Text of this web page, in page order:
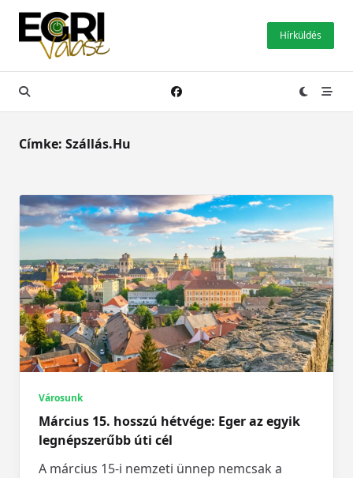
Skip
content
Hírküldés
Címke: Szállás.hu
Városunk
Március 15. hosszú hétvége: Eger az egyik
legnépszerűbb úti cél
A március 15-i nemzeti ünnep nemcsak a